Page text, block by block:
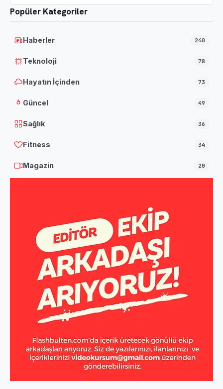
Popüler Kategoriler
Haberler 240
Teknoloji 78
Hayatın İçinden 73
Güncel 49
Sağlık 36
Fitness 34
Magazin 20